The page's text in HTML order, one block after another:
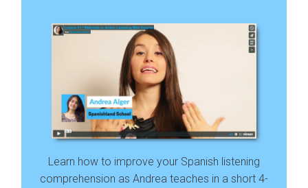
Learn how to improve your Spanish listening
comprehension as Andrea teaches in a short 4-